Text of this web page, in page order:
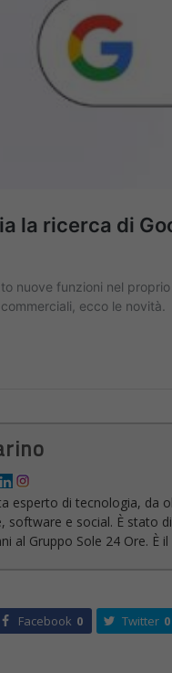
esperto di tecnologia, da
software e social. È stato
al Gruppo Sole 24 Ore.
Facebook 0 Twitter 0